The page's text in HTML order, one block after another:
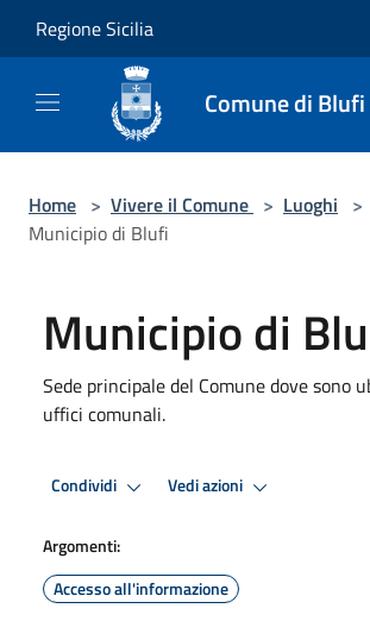
Regione Sicilia
Comune di Blufi
Home > Vivere il Comune > Luoghi >
Municipio di Blufi
Municipio di
Sede principale del Comune dove sono
uffici comunali.
Condividi Vedi azioni
Argomenti:
Accesso all'informazione